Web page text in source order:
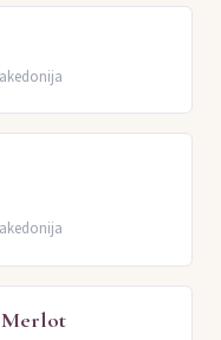
Merlot